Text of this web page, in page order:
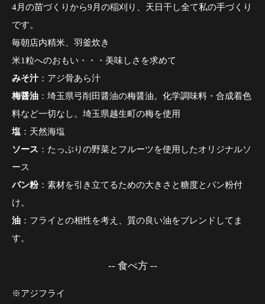
4月の苗づくりから9月の稲刈り、天日干し全て私の手づくり
です。
毎朝店内精米、羽釜炊き
米1粒へのおもい・・・美味しさを求めて
みそ汁：アジ骨あら汁
梅醤油 ：埼玉県弓削田醤油の梅醤油。化学調味料・合成着色
料など一切なし。埼玉県越生町の梅を使用
塩 ：天然海塩
ソース ：たっぷりの野菜とフルーツを使用したオリジナルソ
ース
パン粉：素材を引き立てるための大きさと糖度とパン粉付
け。
油 ：フライとの相性を考え、質の良い油をブレンドしてま
す。
-- 食べ方 --
※アジフライ